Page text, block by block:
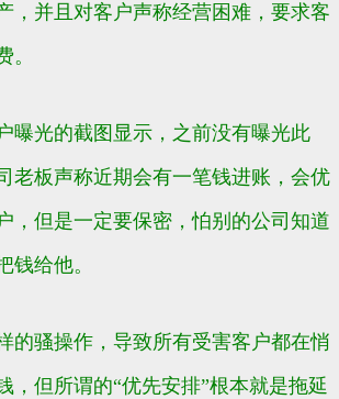
，并且对客户声称经营困难，要求客
。
曝光的截图显示，之前没有曝光此
老板声称近期会有一笔钱进账，会优
，但是一定要保密，怕别的公司知道
钱给他。
的骚操作，导致所有受害客户都在悄
，但所谓的“优先安排”根本就是拖延